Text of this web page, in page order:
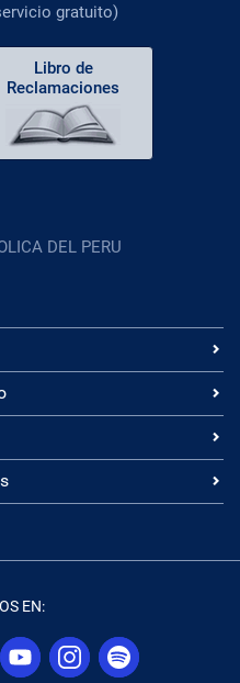
gratuito)
Libro de
Reclamaciones
DEL PERU
EN: